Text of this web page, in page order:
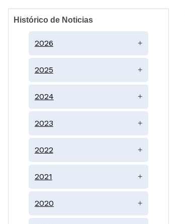
Histórico de Noticias
2026 +
2025 +
2024 +
2023 +
2022 +
2021 +
2020 +